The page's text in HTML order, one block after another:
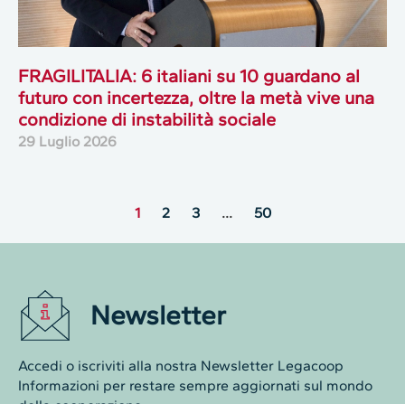
FRAGILITALIA: 6 italiani su 10 guardano al
futuro con incertezza, oltre la metà vive una
condizione di instabilità sociale
29 Luglio 2026
1 2 3 … 50
Newsletter
Accedi o iscriviti alla nostra Newsletter Legacoop
Informazioni per restare sempre aggiornati sul mondo